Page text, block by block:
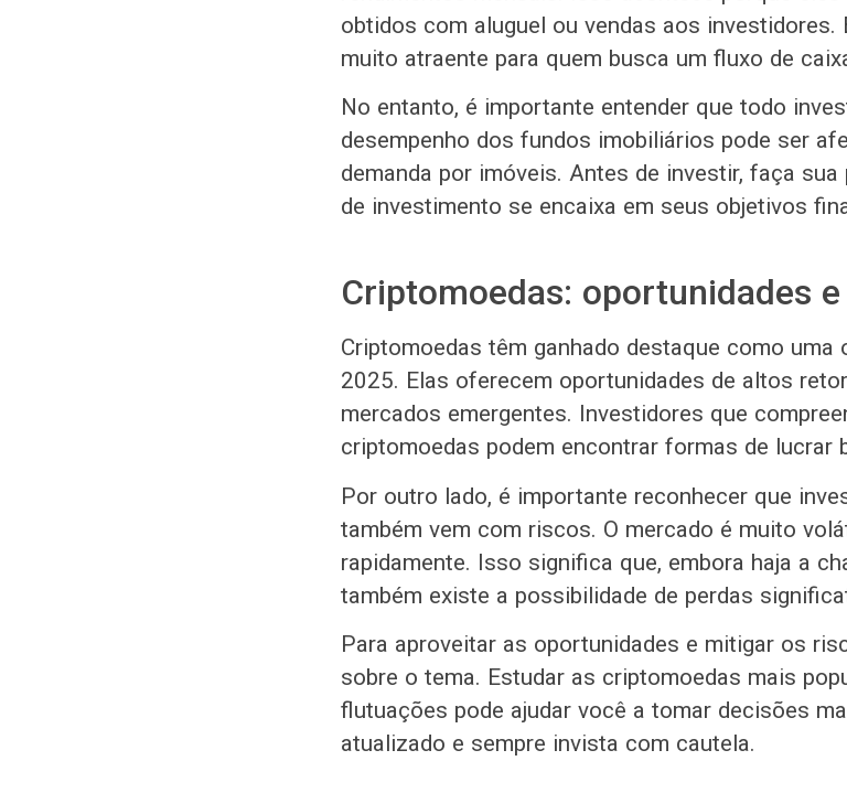
obtidos com aluguel ou vendas aos investidores.
muito atraente para quem busca um fluxo de
No entanto, é importante entender que todo
desempenho dos fundos imobiliários pode ser
demanda por imóveis. Antes de investir, faça
de investimento se encaixa em seus objetivos
Criptomoedas: oportunidades
Criptomoedas têm ganhado destaque como uma
2025. Elas oferecem oportunidades de altos
mercados emergentes. Investidores que
criptomoedas podem encontrar formas de lucrar
Por outro lado, é importante reconhecer que
também vem com riscos. O mercado é muito
rapidamente. Isso significa que, embora haja a
também existe a possibilidade de perdas
Para aproveitar as oportunidades e mitigar os
sobre o tema. Estudar as criptomoedas mais
flutuações pode ajudar você a tomar decisões
atualizado e sempre invista com cautela.